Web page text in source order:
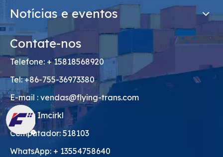
Notícias e eventos
Contate-nos
Telefone: + 15818568920
Tel: +86-755-36973380
E-mail : vendas@flying-trans.com
Skype: Imcirkl
Computador: 518103
WhatsApp: + 13554758640